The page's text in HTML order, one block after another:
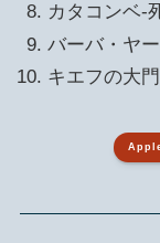
カタコンベ-
バーバ・ヤ
キエフの大門